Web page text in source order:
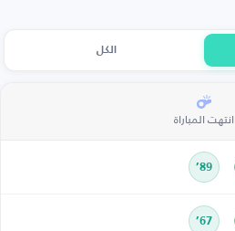
الكل
انتهت المباراة
89’
67’